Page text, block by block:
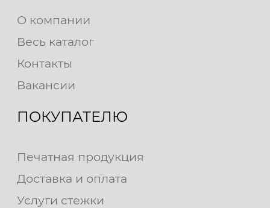
О компании
Весь каталог
Контакты
Вакансии
ПОКУПАТЕЛЮ
Печатная продукция
Доставка и оплата
Услуги стежки